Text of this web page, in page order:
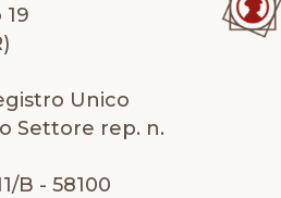
Unico
Settore rep. n.
B - 58100